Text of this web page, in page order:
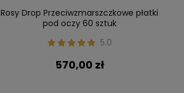
Rosy Drop Przeciwzmarszczkowe płatki
pod oczy 60 sztuk
5.0
570,00 zł